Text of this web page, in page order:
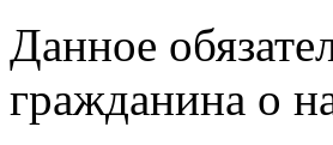
Данное
гражданина о